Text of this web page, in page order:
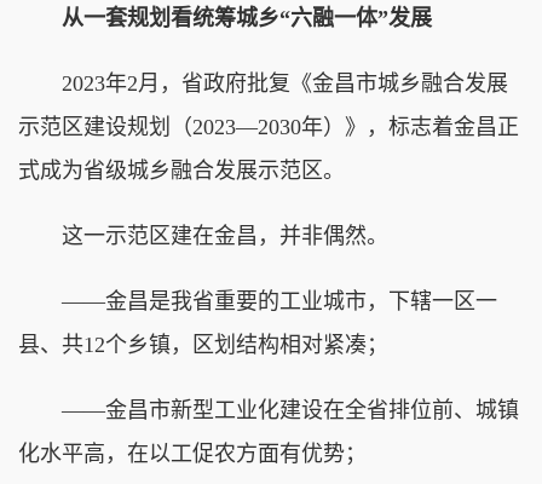
从一套规划看统筹城乡“六融一体”发展
2023年2月，省政府批复《金昌市城乡融合发展
示范区建设规划（2023—2030年）》，标志着金昌正
式成为省级城乡融合发展示范区。
这一示范区建在金昌，并非偶然。
——金昌是我省重要的工业城市，下辖一区一
县、共12个乡镇，区划结构相对紧凑；
——金昌市新型工业化建设在全省排位前、城镇
化水平高，在以工促农方面有优势；